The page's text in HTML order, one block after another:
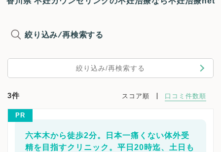
絞り込み/再検索する
絞り込み/再検索する
3件 スコア順 口コミ件数順
PR
六本木から徒歩2分。日本一痛くない体外受
精を目指すクリニック。平日20時迄、土日も